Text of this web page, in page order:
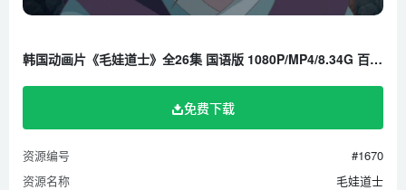
韩国动画片《毛娃道士》全26集 国语版 1080P/MP4/8.34G 百度云网盘下载
免费下载
资源编号
#1670
资源名称
毛娃道士